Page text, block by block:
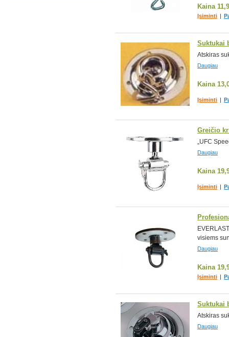
Kaina
Įsiminti |
Suktukai
Atskiras
Daugiau
Kaina
Įsiminti |
Greičio
„UFC
Daugiau
Kaina
Įsiminti |
visiems
Daugiau
Kaina
Įsiminti |
Suktukai
Atskiras
Daugiau